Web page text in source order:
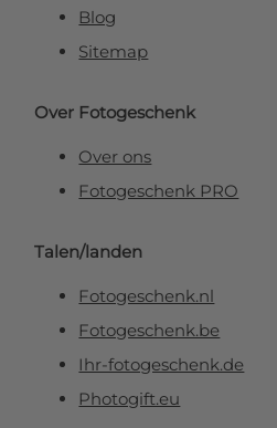
Blog
Sitemap
Over Fotogeschenk
Over ons
Fotogeschenk PRO
Talen/landen
Fotogeschenk.nl
Fotogeschenk.be
Ihr-fotogeschenk.de
Photogift.eu